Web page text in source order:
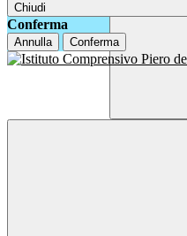
Chiudi
Conferma
Annulla Conferma